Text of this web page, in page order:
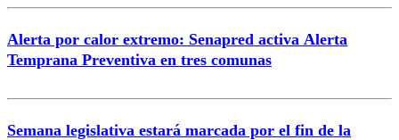
Alerta por calor extremo: Senapred activa Alerta
Temprana Preventiva en tres comunas
Semana legislativa estará marcada por el fin de la